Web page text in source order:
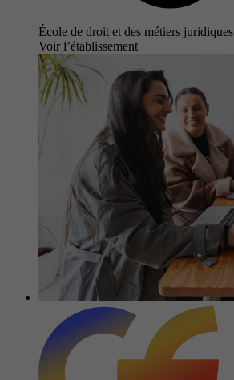
École de droit et des métiers juridiques
Voir l’établissement